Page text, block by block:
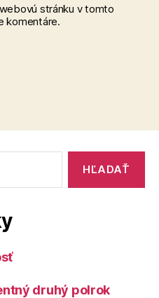
stránku v tomto
komentáre.
druhý polrok